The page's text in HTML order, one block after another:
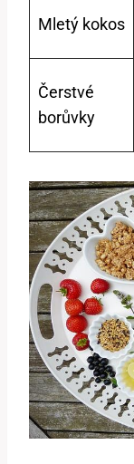
Mletý kokos
Čerstvé
borůvky